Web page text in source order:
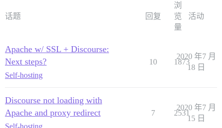
话题 回复
浏
览
量
活动
Apache w/ SSL + Discourse:
Next steps?
Self-hosting
10 1873
2020 年7 月
18 日
Discourse not loading with
Apache and proxy redirect
Self-hosting
7 2531
2020 年7 月
15 日